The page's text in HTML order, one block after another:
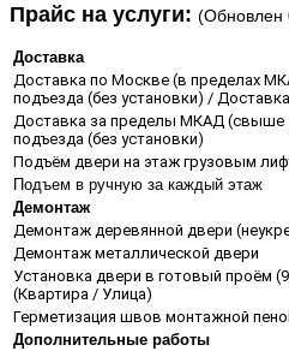
​Прайс на услуги: (Обновлен
Доставка
Доставка по Москве (в пределах
подъезда (без установки) /
Доставка за пределы МКАД (свыше
подъезда (без установки)
Подъём двери на этаж грузовым
Подъем в ручную за каждый этаж
Демонтаж
Демонтаж деревянной двери
Демонтаж металлической двери
Установка двери в готовый проём
(Квартира / Улица)
Герметизация швов монтажной
Дополнительные работы